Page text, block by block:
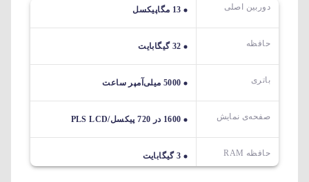
دوربین اصلی 13 مگاپیکسل
حافظه 32 گیگابایت
باتری 5000 میلی‌آمپر ساعت
صفحه‌ی نمایش 1600 در 720 پیکسل/PLS LCD
حافظه RAM 3 گیگابایت